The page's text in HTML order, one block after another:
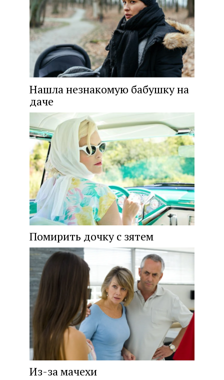
Нашла незнакомую бабушку на
даче
Помирить дочку с зятем
Из-за мачехи